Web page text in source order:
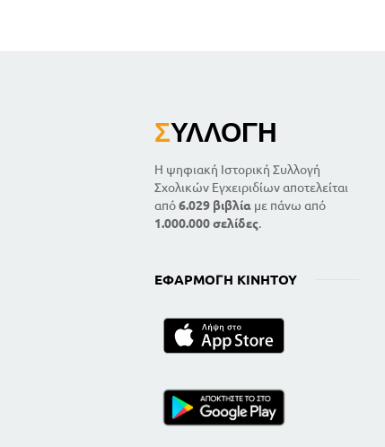
ΣΥΛΛΟΓΉ
Η ψηφιακή Ιστορική Συλλογή
Σχολικών Εγχειριδίων αποτελείται
από6.029 βιβλία με πάνω από
1.000.000 σελίδες.
ΕΦΑΡΜΟΓΉ ΚΙΝΗΤΟΎ